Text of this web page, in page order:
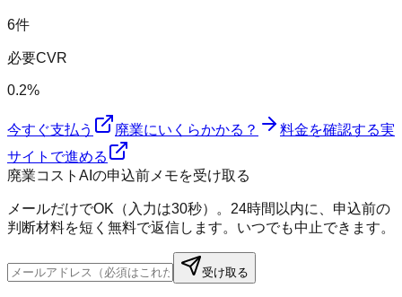
6件
必要CVR
0.2%
今すぐ支払う 廃業にいくらかかる？ 料金を確認する実
サイトで進める
廃業コストAIの申込前メモを受け取る
メールだけでOK（入力は30秒）。24時間以内に、申込前の
判断材料を短く無料で返信します。いつでも中止できます。
受け取る